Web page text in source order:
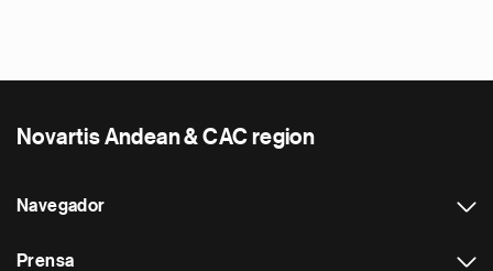
Novartis Andean & CAC region
Navegador
Prensa